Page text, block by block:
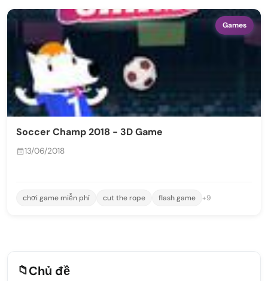
Games
Soccer Champ 2018 - 3D Game
13/06/2018
chơi game miễn phí cut the rope flash game +9
📁Chủ đề